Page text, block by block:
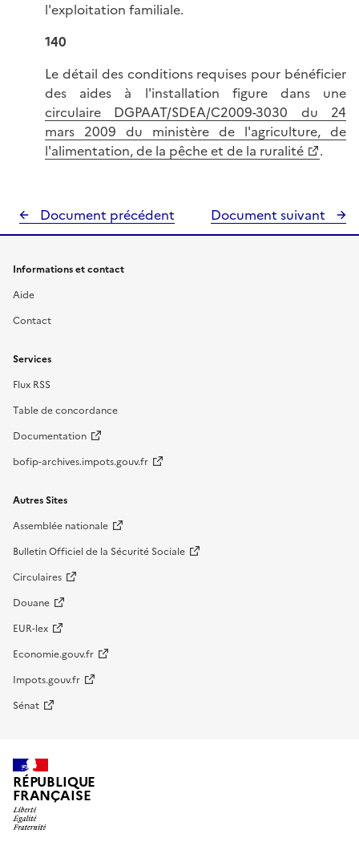
l'exploitation familiale.
140
Le détail des conditions requises pour bénéficier
des aides à l'installation figure dans une
circulaire DGPAAT/SDEA/C2009-3030 du 24
mars 2009 du ministère de l'agriculture, de
l'alimentation, de la pêche et de la ruralité
.
Document précédent Document suivant
Informations et contact
Aide
Contact
Services
Flux RSS
Table de concordance
Documentation
bofip-archives.impots.gouv.fr
Autres Sites
Assemblée nationale
Bulletin Officiel de la Sécurité Sociale
Circulaires
Douane
EUR-lex
Economie.gouv.fr
Impots.gouv.fr
Sénat
RÉPUBLIQUE
FRANÇAISE